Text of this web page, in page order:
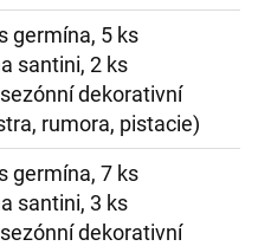
germína, 5 ks
santini, 2 ks
dekorativní
rumora, pistacie)
germína, 7 ks
santini, 3 ks
dekorativní